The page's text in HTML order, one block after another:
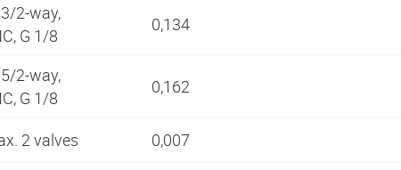
2-way,
G 1/8
0,134
2-way,
G 1/8
0,162
2 valves 0,007